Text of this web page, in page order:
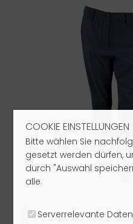
COOKIE EINSTELLUNGEN
Bitte wählen Sie
gesetzt werden dürfen,
durch "Auswahl
alle.
Serverrelevante Daten